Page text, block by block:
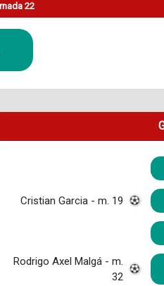
22
Cristian Garcia - m. 19
Rodrigo Axel Malgá - m.
32